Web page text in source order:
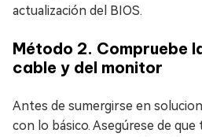
actualización del BIOS.
Método 2. Compruebe
cable y del monitor
Antes de sumergirse en
con lo básico. Asegúrese de